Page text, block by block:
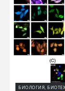
БИОЛОГИЯ,